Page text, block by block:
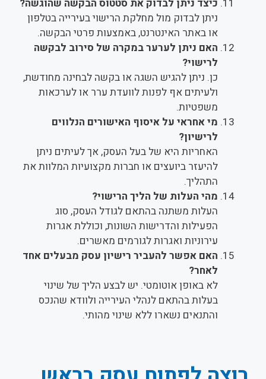
כיצד ניתן לבדוק את סטטוס הבקשה שהוגשה?
ניתן לבדוק מול מחלקת הרישוי בעירייה בטלפון
או באתר האינטרנט, באמצעות פרטי הבקשה.
האם ניתן לערער במקרה של סירוב לבקשה
לרישוי?
כן. ניתן להגיש השגה או בקשה לבחינה מחודשת,
ולעיתים אף לפנות לוועדת ערר או לערכאות
משפטיות.
מי אחראי על איסוף האישורים הנלווים
לרישיון?
האחריות היא של בעל העסק, אך לעיתים ניתן
להיעזר ביועצים או חברות מקצועיות המלוות את
התהליך.
מהי העלות של הליך הרישוי?
העלות משתנה בהתאם לגודל העסק, סוג
הפעילות והדרישות השונות, וכוללת אגרות
עירוניות ואגרות לגורמים מאשרים.
האם אפשר להעביר רישיון עסק מבעלים אחד
לאחר?
לא באופן אוטומטי. יש לבצע הליך של שינוי
בעלות בהתאם לנהלי העירייה ולוודא שהנכס
והתנאים נשארו ללא שינוי מהותי.